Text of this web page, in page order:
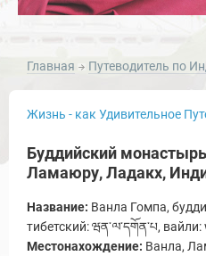
Главная Путеводитель по
Жизнь - как Удивительное
Буддийский
Ламаюру, Ладакх,
Название: Ванла Гомпа,
тибетский: ཝན་ལ་དགོན་པ,
Местонахождение: Ванла,